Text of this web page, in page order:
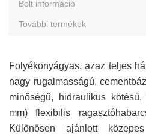
Bolt információ
További termékek
Folyékonyágyas, azaz teljes
nagy rugalmasságú,
minőségű, hidraulikus
mm) flexibilis
Különösen ajánlott